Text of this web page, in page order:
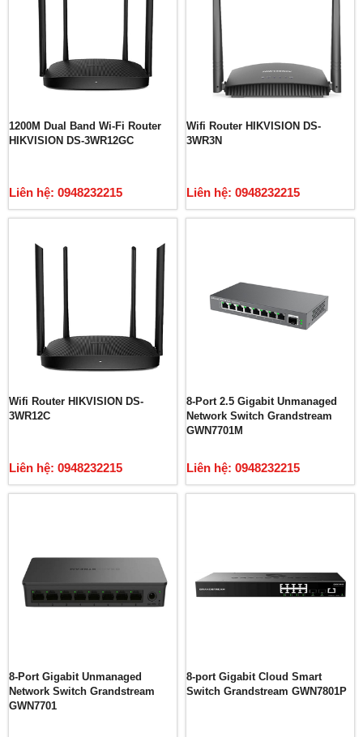
1200M Dual Band Wi-Fi Router
HIKVISION DS-3WR12GC
Liên hệ: 0948232215
Wifi Router HIKVISION DS-
3WR3N
Liên hệ: 0948232215
Wifi Router HIKVISION DS-
3WR12C
Liên hệ: 0948232215
8-Port 2.5 Gigabit Unmanaged
Network Switch Grandstream
GWN7701M
Liên hệ: 0948232215
8-Port Gigabit Unmanaged
Network Switch Grandstream
GWN7701
8-port Gigabit Cloud Smart
Switch Grandstream GWN7801P